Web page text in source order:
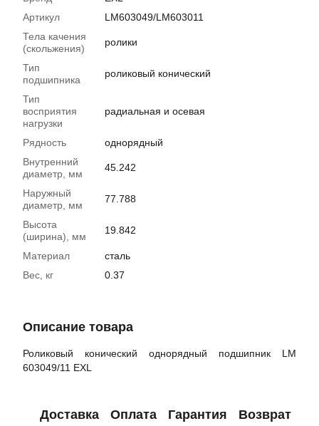
Артикул
LM603049/LM603011
Тела качения
(скольжения)
ролики
Тип
подшипника
роликовый конический
Тип
восприятия
нагрузки
радиальная и осевая
Рядность
однорядный
Внутренний
диаметр, мм
45.242
Наружный
диаметр, мм
77.788
Высота
(ширина), мм
19.842
Материал
сталь
Вес, кг
0.37
Описание товара
Роликовый конический однорядный подшипник LM
603049/11 EXL
Доставка Оплата Гарантия Возврат